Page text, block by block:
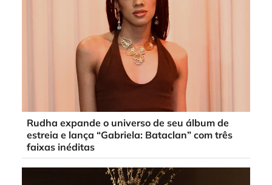
Rudha expande o universo de seu álbum de
estreia e lança “Gabriela: Bataclan” com três
faixas inéditas